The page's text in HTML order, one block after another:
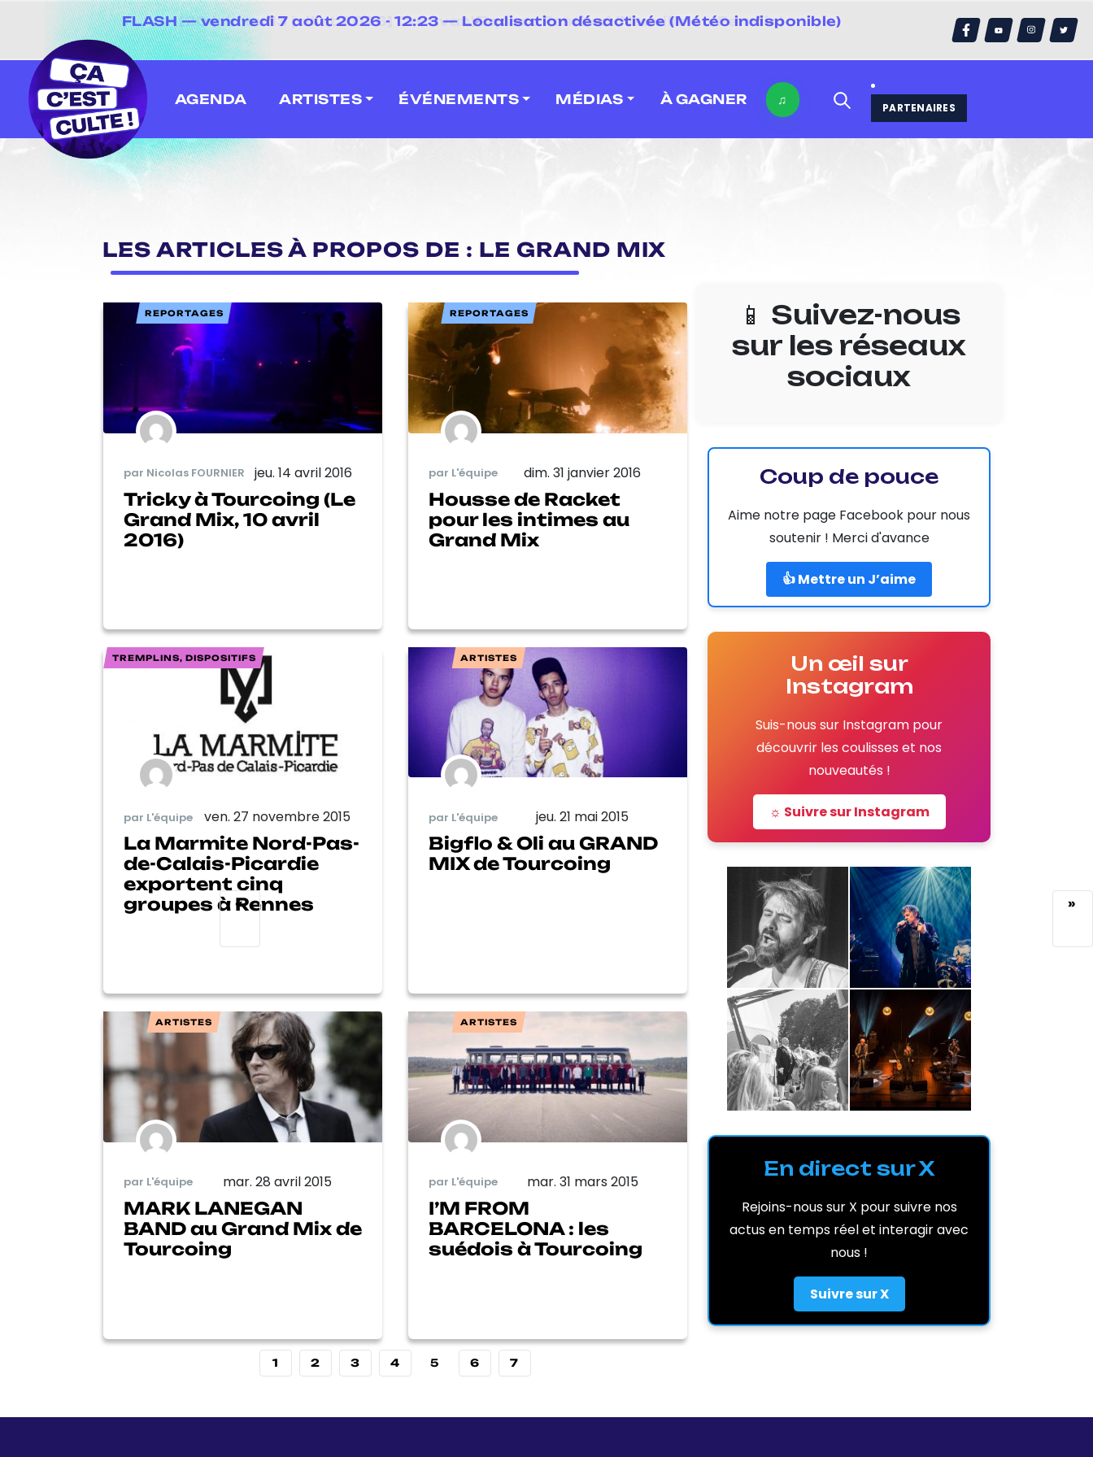
⚡
FLASH — vendredi 7 août 2026 - 12:23 — Localisation désactivée (Météo indisponible)
[20 juin au 13 juillet 2026] Caravan' Square Festival (Neuville-en-Ferrain)
AGENDA ARTISTES ÉVÉNEMENTS MÉDIAS À GAGNER ♫
PARTENAIRES
LES ARTICLES À PROPOS DE : LE GRAND MIX
REPORTAGES
par Nicolas FOURNIER jeu. 14 avril 2016
Tricky à Tourcoing (Le
Grand Mix, 10 avril
2016)
REPORTAGES
par L'équipe dim. 31 janvier 2016
Housse de Racket
pour les intimes au
Grand Mix
TREMPLINS, DISPOSITIFS
par L'équipe ven. 27 novembre 2015
La Marmite Nord-Pas-
de-Calais-Picardie
exportent cinq
groupes à Rennes
ARTISTES
par L'équipe jeu. 21 mai 2015
Bigflo & Oli au GRAND
MIX de Tourcoing
ARTISTES
par L'équipe mar. 28 avril 2015
MARK LANEGAN
BAND au Grand Mix de
Tourcoing
ARTISTES
par L'équipe mar. 31 mars 2015
I’M FROM
BARCELONA : les
suédois à Tourcoing
«
1 2 3 4 5 6 7
»
📱 Suivez-nous
sur les réseaux
sociaux
Coup de pouce
Aime notre page Facebook pour nous
soutenir ! Merci d'avance
👍 Mettre un J’aime
Un œil sur
Instagram
Suis-nous sur Instagram pour
découvrir les coulisses et nos
nouveautés !
☼ Suivre sur Instagram
En direct sur X
Rejoins-nous sur X pour suivre nos
actus en temps réel et interagir avec
nous !
Suivre sur X